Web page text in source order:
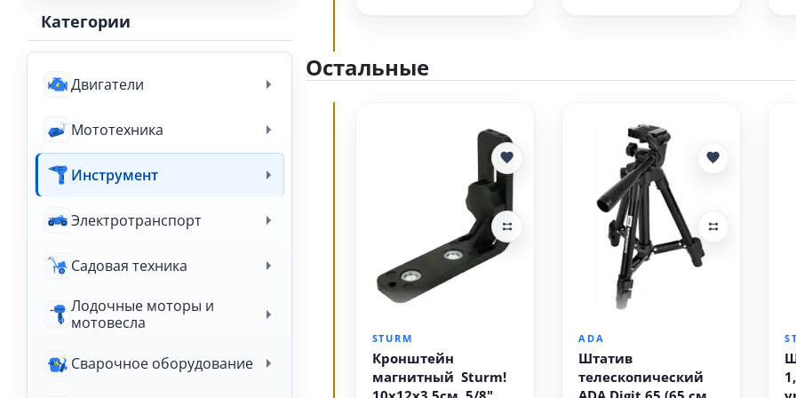
Категории
Двигатели
Мототехника
Инструмент
Электротранспорт
Садовая техника
Лодочные моторы и
мотовесла
Сварочное оборудование
Остальные
В корзину
STURM
Кронштейн
магнитный Sturm!
В корзину
ADA
Штатив
телескопический